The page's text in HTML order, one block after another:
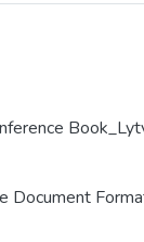
Document